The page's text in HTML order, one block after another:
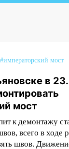
#императорский мост
в
мост
к демонтажу
всего в ходе
швов.